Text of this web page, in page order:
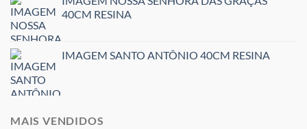
40CM RESINA
IMAGEM SANTO ANTÔNIO 40CM RESINA
MAIS VENDIDOS